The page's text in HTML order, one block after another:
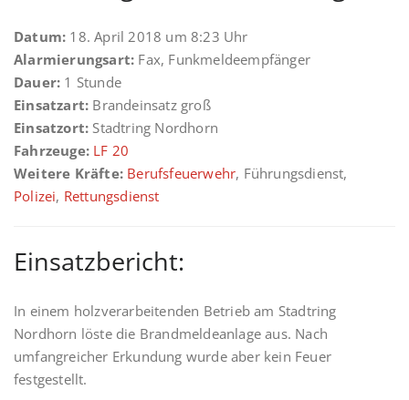
Datum: 18. April 2018 um 8:23 Uhr
Alarmierungsart: Fax, Funkmeldeempfänger
Dauer: 1 Stunde
Einsatzart: Brandeinsatz groß
Einsatzort: Stadtring Nordhorn
Fahrzeuge: LF 20
Weitere Kräfte: Berufsfeuerwehr, Führungsdienst,
Polizei, Rettungsdienst
Einsatzbericht:
In einem holzverarbeitenden Betrieb am Stadtring
Nordhorn löste die Brandmeldeanlage aus. Nach
umfangreicher Erkundung wurde aber kein Feuer
festgestellt.